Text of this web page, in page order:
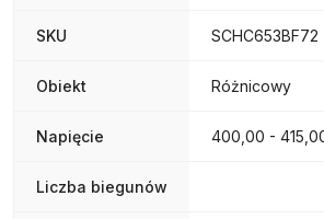
SKU SCHC653BF72
Obiekt Różnicowy
Napięcie 400,00 -
Liczba biegunów